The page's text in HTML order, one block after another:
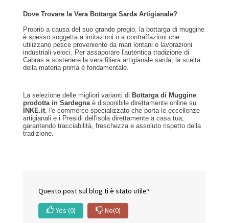
Dove Trovare la Vera Bottarga Sarda Artigianale?
Proprio a causa del suo grande pregio, la bottarga di muggine
è spesso soggetta a imitazioni o a contraffazioni che
utilizzano pesce proveniente da mari lontani e lavorazioni
industriali veloci. Per assaporare l'autentica tradizione di
Cabras e sostenere la vera filiera artigianale sarda, la scelta
della materia prima è fondamentale.
La selezione delle migliori varianti di Bottarga di Muggine
prodotta in Sardegnaè disponibile direttamente online su
INKE.it, l'e-commerce specializzato che porta le eccellenze
artigianali e i Presidi dell'isola direttamente a casa tua,
garantendo tracciabilità, freschezza e assoluto rispetto della
tradizione.
Questo post sul blog ti è stato utile?
Yes (0) No(0)